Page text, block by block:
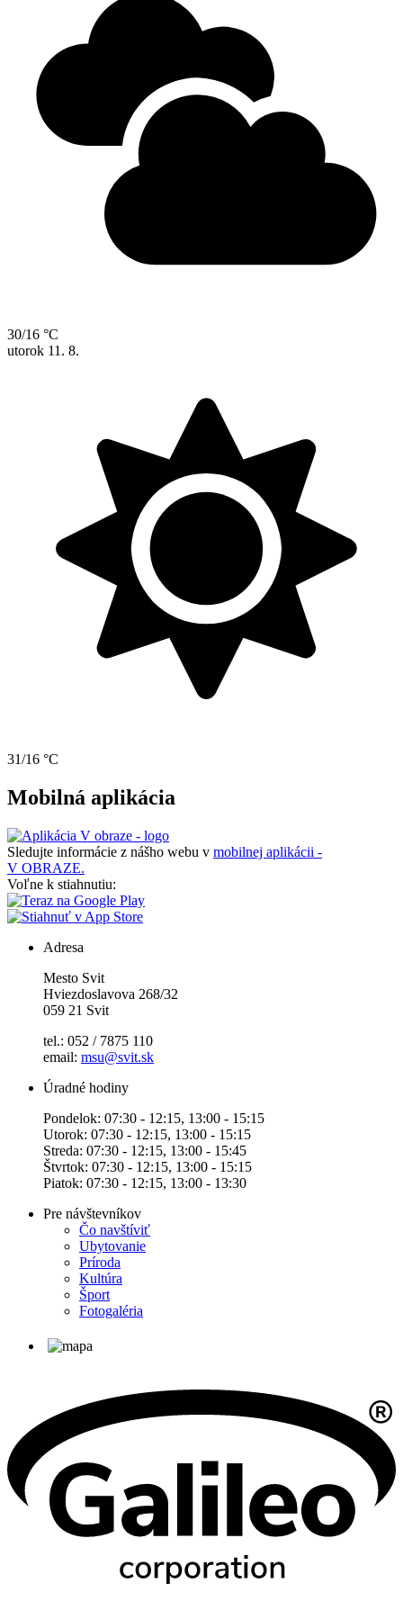
30/16 °C
utorok 11. 8.
31/16 °C
Mobilná aplikácia
Sledujte informácie z nášho webu v mobilnej aplikácii -
V OBRAZE.
Voľne k stiahnutiu:
Adresa
Mesto Svit
Hviezdoslavova 268/32
059 21 Svit
tel.: 052 / 7875 110
email: msu@svit.sk
Úradné hodiny
Pondelok: 07:30 - 12:15, 13:00 - 15:15
Utorok: 07:30 - 12:15, 13:00 - 15:15
Streda: 07:30 - 12:15, 13:00 - 15:45
Štvrtok: 07:30 - 12:15, 13:00 - 15:15
Piatok: 07:30 - 12:15, 13:00 - 13:30
Pre návštevníkov
Čo navštíviť
Ubytovanie
Príroda
Kultúra
Šport
Fotogaléria